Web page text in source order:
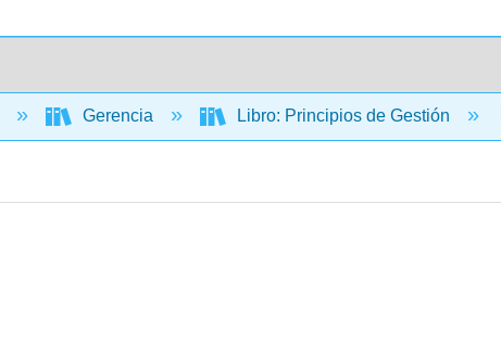
Gerencia Libro: Principios de Gestión